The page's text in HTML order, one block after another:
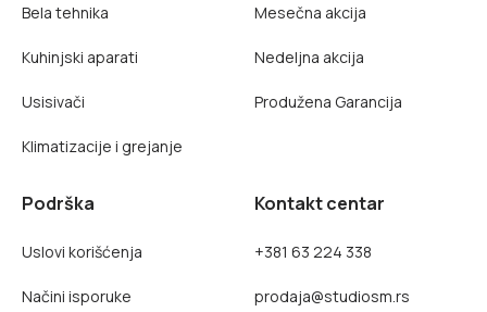
Bela tehnika
Kuhinjski aparati
Usisivači
Klimatizacije i grejanje
Mesečna akcija
Nedeljna akcija
Produžena Garancija
Podrška
Uslovi korišćenja
Načini isporuke
Kontakt centar
+381 63 224 338
prodaja@studiosm.rs